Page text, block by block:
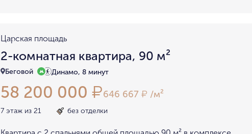
Царская площадь
2-комнатная квартира, 90 м²
Беговой Динамо, 8 минут
58 200 000 ₽646 667 ₽ /м²
7 этаж из 21 без отделки